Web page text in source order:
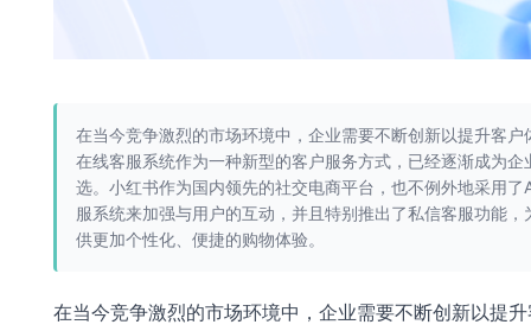
在当今竞争激烈的市场环境中，企业需要不断创新以提升客户
在线客服系统作为一种新型的客户服务方式，已经逐渐成为企
选。小红书作为国内领先的社交电商平台，也不例外地采用了
服系统来加强与用户的互动，并且特别推出了私信客服功能，
供更加个性化、便捷的购物体验。
在当今竞争激烈的市场环境中，企业需要不断创新以提